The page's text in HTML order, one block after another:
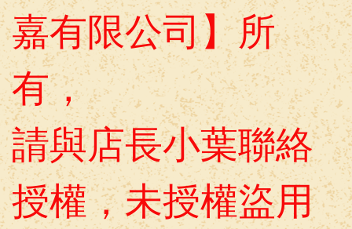
嘉有限公司】所
有，
請與店長小葉聯絡
授權，未授權盜用